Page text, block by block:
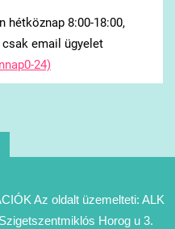
hétköznap 8:00-18:00,
csak email ügyelet
24)
Az oldalt üzemelteti: ALK
Horog u 3.